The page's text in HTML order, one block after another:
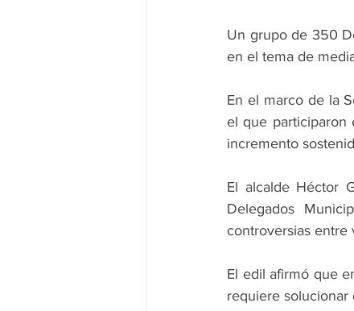
Un grupo de 350
en el tema de
En el marco de la
el que participaron
incremento
El alcalde Héctor
Delegados
controversias entre
El edil afirmó que
requiere solucionar